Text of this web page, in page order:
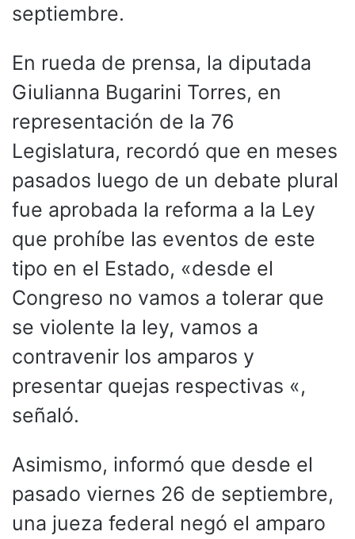
septiembre.
En rueda de prensa, la diputada
Giulianna Bugarini Torres, en
representación de la 76
Legislatura, recordó que en meses
pasados luego de un debate plural
fue aprobada la reforma a la Ley
que prohíbe las eventos de este
tipo en el Estado, «desde el
Congreso no vamos a tolerar que
se violente la ley, vamos a
contravenir los amparos y
presentar quejas respectivas «,
señaló.
Asimismo, informó que desde el
pasado viernes 26 de septiembre,
una jueza federal negó el amparo